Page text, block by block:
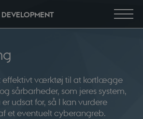
effektivt værktøj til at kortlægge
sårbarheder, som jeres system,
udsat for, så I kan vurdere
et eventuelt cyberangreb.
effektivt værktøj til at kortlægge
sårbarheder, som jeres system,
udsat for, så I kan vurdere
et eventuelt cyberangreb.